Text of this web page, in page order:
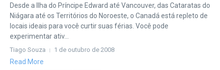
Desde a Ilha do Príncipe Edward até Vancouver, das Cataratas do
Niágara até os Territórios do Noroeste, o Canadá está repleto de
locais ideais para você curtir suas férias. Você pode
experimentar ativ...
Tiago Souza 1 de outubro de 2008
Read More